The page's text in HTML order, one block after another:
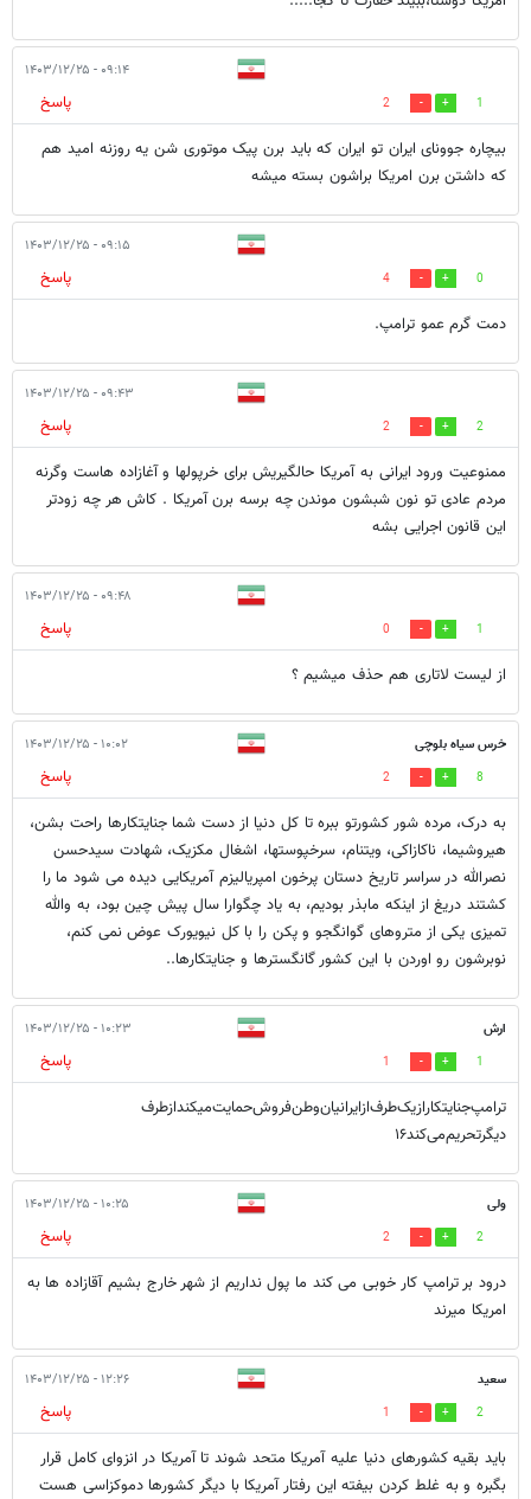
۰۹:۱۴ - ۱۴۰۳/۱۲/۲۵
1
2
پاسخ
بیچاره جوونای ایران تو ایران که باید برن پیک موتوری شن یه روزنه امید هم
که داشتن برن امریکا براشون بسته میشه
۰۹:۱۵ - ۱۴۰۳/۱۲/۲۵
0
4
پاسخ
دمت گرم عمو ترامپ.
۰۹:۴۳ - ۱۴۰۳/۱۲/۲۵
2
2
پاسخ
ممنوعیت ورود ایرانی به آمریکا حالگیریش برای خرپولها و آغازاده هاست وگرنه
مردم عادی تو نون شبشون موندن چه برسه برن آمریکا . کاش هر چه زودتر
این قانون اجرایی بشه
۰۹:۴۸ - ۱۴۰۳/۱۲/۲۵
1
0
پاسخ
از لیست لاتاری هم حذف میشیم ؟
خرس سیاه بلوچی ۱۰:۰۲ - ۱۴۰۳/۱۲/۲۵
8
2
پاسخ
به درک، مرده شور کشورتو ببره تا کل دنیا از دست شما جنایتکارها راحت بشن،
هیروشیما، ناکازاکی، ویتنام، سرخپوستها، اشغال مکزیک، شهادت سیدحسن
نصرالله در سراسر تاریخ دستان پرخون امپریالیزم آمریکایی دیده می شود ما را
کشتند دریغ از اینکه مابذر بودیم، به یاد چگوارا سال پیش چین بود، به والله
تمیزی یکی از متروهای گوانگجو و پکن را با کل نیویورک عوض نمی کنم،
نوبرشون رو اوردن با این کشور گانگسترها و جنایتکارها..
ارش ۱۰:۲۳ - ۱۴۰۳/۱۲/۲۵
1
1
پاسخ
ترامپ‌جنایتکار‌ازیک‌طرف‌ازایرانیان‌وطن‌فروش‌حمایت‌میکند‌ازطرف
دیگر‌تحریم‌می‌کند۱۶
ولی ۱۰:۲۵ - ۱۴۰۳/۱۲/۲۵
2
2
پاسخ
درود بر ترامپ کار خوبی می کند ما پول نداریم از شهر خارج بشیم آقازاده ها به
امریکا میرند
سعید ۱۲:۲۶ - ۱۴۰۳/۱۲/۲۵
2
1
پاسخ
باید بقیه کشورهای دنیا علیه آمریکا متحد شوند تا آمریکا در انزوای کامل قرار
بگبره و به غلط کردن بیفته این رفتار آمریکا با دیگر کشورها دموکزاسی هست